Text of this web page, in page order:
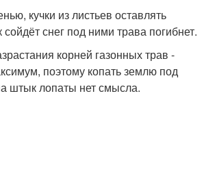
кучки из листьев оставлять
сойдёт снег под ними трава погибнет.
корней газонных трав -
поэтому копать землю под
штык лопаты нет смысла.